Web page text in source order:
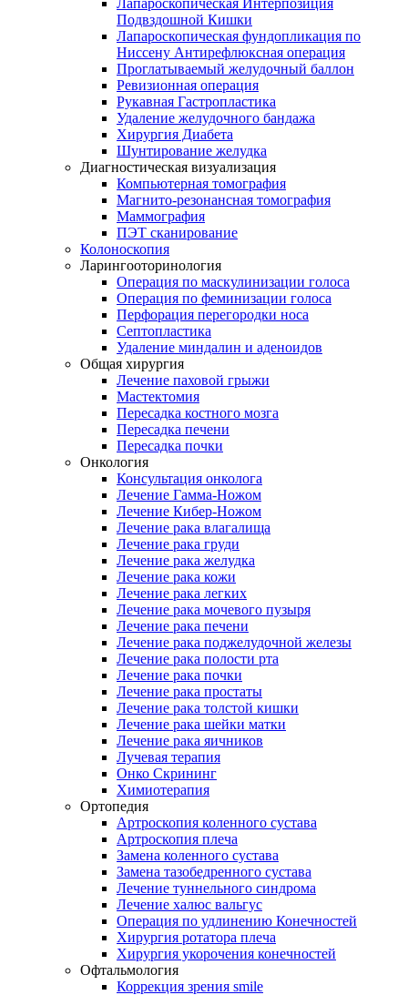
Подвздошной Кишки
Лапароскопическая фундопликация по
Ниссену Антирефлюксная операция
Проглатываемый желудочный баллон
Ревизионная операция
Рукавная Гастропластика
Удаление желудочного бандажа
Хирургия Диабета
Шунтирование желудка
Диагностическая визуализация
Компьютерная томография
Магнито-резонансная томография
Маммография
ПЭТ сканирование
Колоноскопия
Ларингооторинология
Операция по маскулинизации голоса
Операция по феминизации голоса
Перфорация перегородки носа
Септопластика
Удаление миндалин и аденоидов
Общая хирургия
Лечение паховой грыжи
Мастектомия
Пересадка костного мозга
Пересадка печени
Пересадка почки
Онкология
Консультация онколога
Лечение Гамма-Ножом
Лечение Кибер-Ножом
Лечение рака влагалища
Лечение рака груди
Лечение рака желудка
Лечение рака кожи
Лечение рака легких
Лечение рака мочевого пузыря
Лечение рака печени
Лечение рака поджелудочной железы
Лечение рака полости рта
Лечение рака почки
Лечение рака простаты
Лечение рака толстой кишки
Лечение рака шейки матки
Лечение рака яичников
Лучевая терапия
Онко Скрининг
Химиотерапия
Ортопедия
Артроскопия коленного сустава
Артроскопия плеча
Замена коленного сустава
Замена тазобедренного сустава
Лечение туннельного синдрома
Лечение халюс вальгус
Операция по удлинению Конечностей
Хирургия ротатора плеча
Хирургия укорочения конечностей
Офтальмология
Коррекция зрения smile